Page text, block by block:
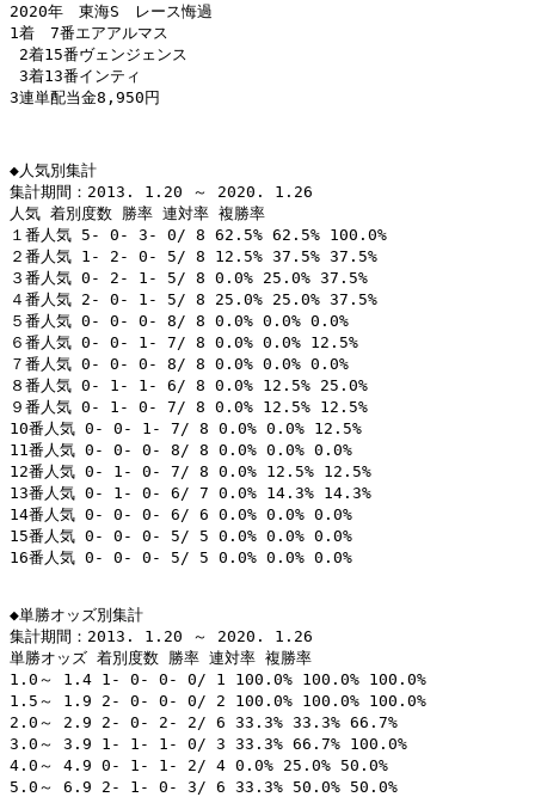
2020年　東海S　レース悔過
1着　7番エアアルマス
3連単配当金8,950円
◆人気別集計
集計期間：2013. 1.20 ～ 2020. 1.26
人気 着別度数 勝率 連対率 複勝率
１番人気 5- 0- 3- 0/ 8 62.5% 62.5% 100.0%
２番人気 1- 2- 0- 5/ 8 12.5% 37.5% 37.5%
３番人気 0- 2- 1- 5/ 8 0.0% 25.0% 37.5%
４番人気 2- 0- 1- 5/ 8 25.0% 25.0% 37.5%
５番人気 0- 0- 0- 8/ 8 0.0% 0.0% 0.0%
６番人気 0- 0- 1- 7/ 8 0.0% 0.0% 12.5%
７番人気 0- 0- 0- 8/ 8 0.0% 0.0% 0.0%
８番人気 0- 1- 1- 6/ 8 0.0% 12.5% 25.0%
９番人気 0- 1- 0- 7/ 8 0.0% 12.5% 12.5%
10番人気 0- 0- 1- 7/ 8 0.0% 0.0% 12.5%
11番人気 0- 0- 0- 8/ 8 0.0% 0.0% 0.0%
12番人気 0- 1- 0- 7/ 8 0.0% 12.5% 12.5%
13番人気 0- 1- 0- 6/ 7 0.0% 14.3% 14.3%
14番人気 0- 0- 0- 6/ 6 0.0% 0.0% 0.0%
15番人気 0- 0- 0- 5/ 5 0.0% 0.0% 0.0%
16番人気 0- 0- 0- 5/ 5 0.0% 0.0% 0.0%
◆単勝オッズ別集計
集計期間：2013. 1.20 ～ 2020. 1.26
単勝オッズ 着別度数 勝率 連対率 複勝率
1.0～ 1.4 1- 0- 0- 0/ 1 100.0% 100.0% 100.0%
1.5～ 1.9 2- 0- 0- 0/ 2 100.0% 100.0% 100.0%
2.0～ 2.9 2- 0- 2- 2/ 6 33.3% 33.3% 66.7%
3.0～ 3.9 1- 1- 1- 0/ 3 33.3% 66.7% 100.0%
4.0～ 4.9 0- 1- 1- 2/ 4 0.0% 25.0% 50.0%
5.0～ 6.9 2- 1- 0- 3/ 6 33.3% 50.0% 50.0%